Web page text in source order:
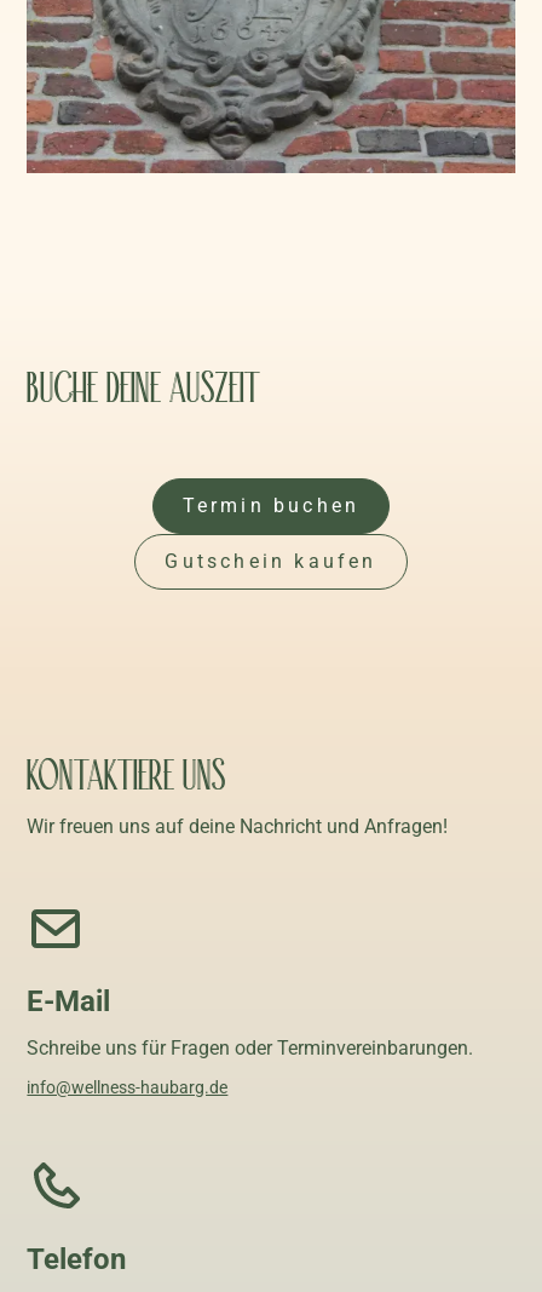
BUCHE DEINE AUSZEIT
Termin buchen
Gutschein kaufen
KONTAKTIERE UNS
Wir freuen uns auf deine Nachricht und Anfragen!
E-Mail
Schreibe uns für Fragen oder Terminvereinbarungen.
info@wellness-haubarg.de
Telefon